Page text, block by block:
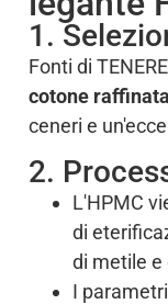
1.
Fonti di
cotone raffinata
ceneri e
2.
L'HPMC
di
di metile e
I